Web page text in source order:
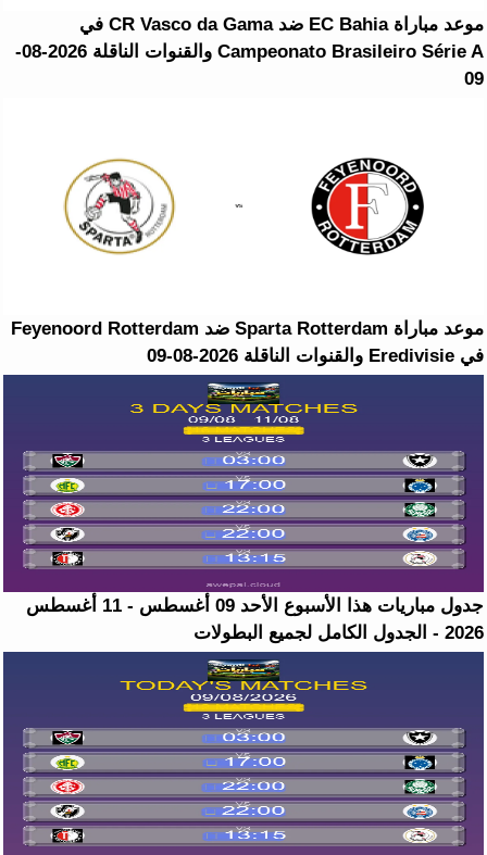
موعد مباراة EC Bahia ضد CR Vasco da Gama في
Campeonato Brasileiro Série A والقنوات الناقلة 2026-08-
09
موعد مباراة Sparta Rotterdam ضد Feyenoord Rotterdam
في Eredivisie والقنوات الناقلة 2026-08-09
جدول مباريات هذا الأسبوع الأحد 09 أغسطس - 11 أغسطس
2026 - الجدول الكامل لجميع البطولات